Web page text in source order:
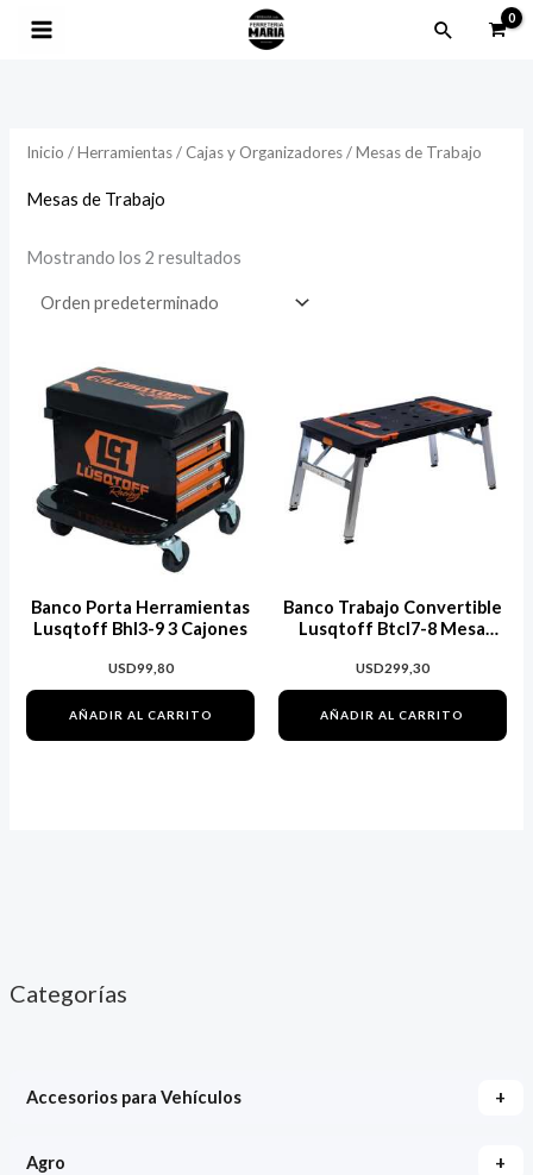
Buscar
Categorías
Accesorios para Vehículos +
Agro +
Inicio /Herramientas/ Cajas y Organizadores/ Mesas de Trabajo
Mesas de Trabajo
Mostrando los 2 resultados
Banco Porta Herramientas
Lusqtoff Bhl3-9 3 Cajones
USD99,80
AÑADIR AL CARRITO
Banco Trabajo Convertible
Lusqtoff Btcl7-8 Mesa
Negro
USD299,30
AÑADIR AL CARRITO